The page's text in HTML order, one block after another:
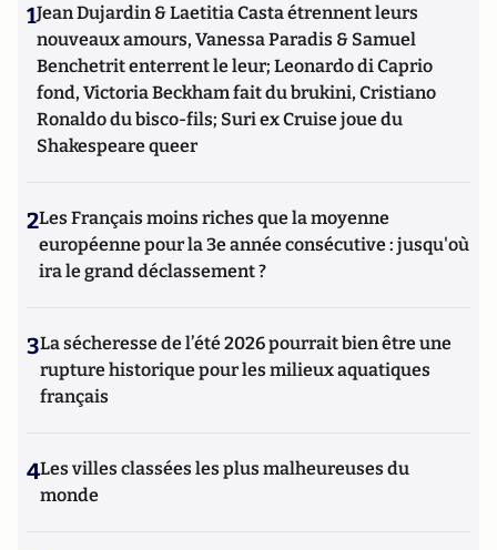
1Jean Dujardin & Laetitia Casta étrennent leurs
nouveaux amours, Vanessa Paradis & Samuel
Benchetrit enterrent le leur; Leonardo di Caprio
fond, Victoria Beckham fait du brukini, Cristiano
Ronaldo du bisco-fils; Suri ex Cruise joue du
Shakespeare queer
2Les Français moins riches que la moyenne
européenne pour la 3e année consécutive : jusqu'où
ira le grand déclassement ?
3La sécheresse de l’été 2026 pourrait bien être une
rupture historique pour les milieux aquatiques
français
4Les villes classées les plus malheureuses du
monde